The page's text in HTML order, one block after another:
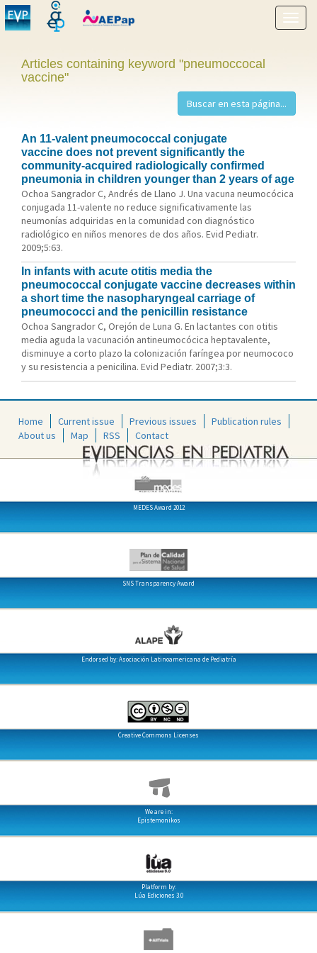
Show
menu
Articles containing keyword "pneumoccocal
vaccine"
An 11-valent pneumococcal conjugate
vaccine does not prevent significantly the
community-acquired radiologically confirmed
pneumonia in children younger than 2 years of age
Ochoa Sangrador C, Andrés de Llano J. Una vacuna neumocócica
conjugada 11-valente no reduce significativamente las
neumonías adquiridas en la comunidad con diagnóstico
radiológico en niños menores de dos años. Evid Pediatr.
2009;5:63.
In infants with acute otitis media the
pneumococcal conjugate vaccine decreases within
a short time the nasopharyngeal carriage of
pneumococci and the penicillin resistance
Ochoa Sangrador C, Orejón de Luna G. En lactantes con otitis
media aguda la vacunación antineumocócica heptavalente,
disminuye a corto plazo la colonización faríngea por neumococo
y su resistencia a penicilina. Evid Pediatr. 2007;3:3.
Home Current issue Previous issues
Publication rules
About us
Map RSS Contact
MEDES Award 2012
SNS Transparency Award
Endorsed by: Asociación Latinoamericana de Pediatría
Creative Commons Licenses
We are in:
Epistemonikos
Platform by:
Lúa Ediciones 3.0